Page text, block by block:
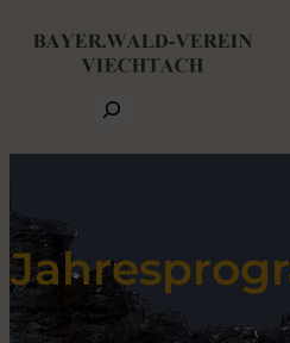
Search